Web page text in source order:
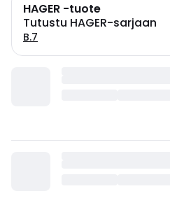
HAGER -tuote
Tutustu HAGER-sarjaan
B.7